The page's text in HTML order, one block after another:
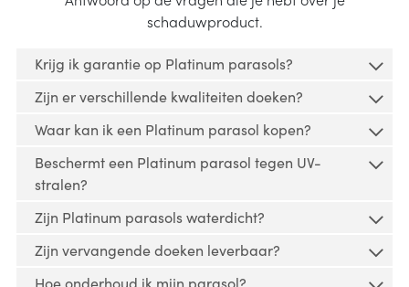
schaduwproduct.
Krijg ik garantie op Platinum parasols?
Op al onze parasols is garantie van toepassing.
jaar.
Zaken die onder de garantie vallen zijn:
Constructiefouten
Zijn er verschillende kwaliteiten doeken?
Platinum producten zijn verkrijgbaar in
verschillende kleuren en hebben diverse typen
doeken met ieder specifieke kenmerken. Neem de
tijd om verschillende opties te overwegen.
informatie.
Waar kan ik een Platinum parasol kopen?
Platinum parasols worden verkocht via dealers.
Platinum verkoopt niet rechtstreeks aan
consumenten. Je kunt de dichtstbijzijnde dealer
vinden via de webpaginawinkels
Beschermt een Platinum parasol tegen UV-
stralen?
Alle schaduwproducten bieden bescherming tegen
de zon, maar niet alle producten bieden
bescherming tegen schadelijke UV stralen. De
Zijn Platinum parasols waterdicht?
De gebruikte stoffen hebben een hoge densiteit en
Zijn vervangende doeken leverbaar?
Hoe onderhoud ik mijn parasol?